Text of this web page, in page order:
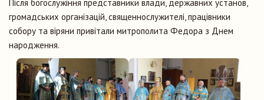
Після богослужіння представники влади, державних установ,
громадських організацій, священнослужителі, працівники
собору та віряни привітали митрополита Федора з Днем
народження.